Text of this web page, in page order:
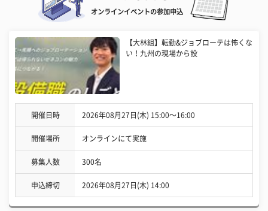
オンラインイベントの参加申込
【大林組】転勤&ジョブローテは怖くな
い！九州の現場から設
開催日時 2026年08月27日(木) 15:00〜16:00
開催場所 オンラインにて実施
募集人数 300名
申込締切 2026年08月27日(木) 14:00